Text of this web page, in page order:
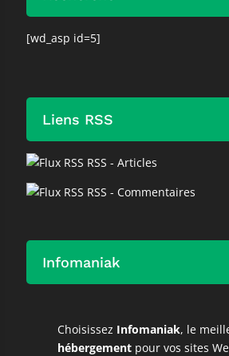
[wd_asp id=5]
Liens RSS
RSS - Articles
RSS - Commentaires
Infomaniak
Choisissez Infomaniak, le
hébergementpour vos sites